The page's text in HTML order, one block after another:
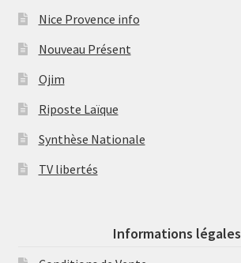
Nice Provence info
Nouveau Présent
Ojim
Riposte Laïque
Synthèse Nationale
TV libertés
Informations légales